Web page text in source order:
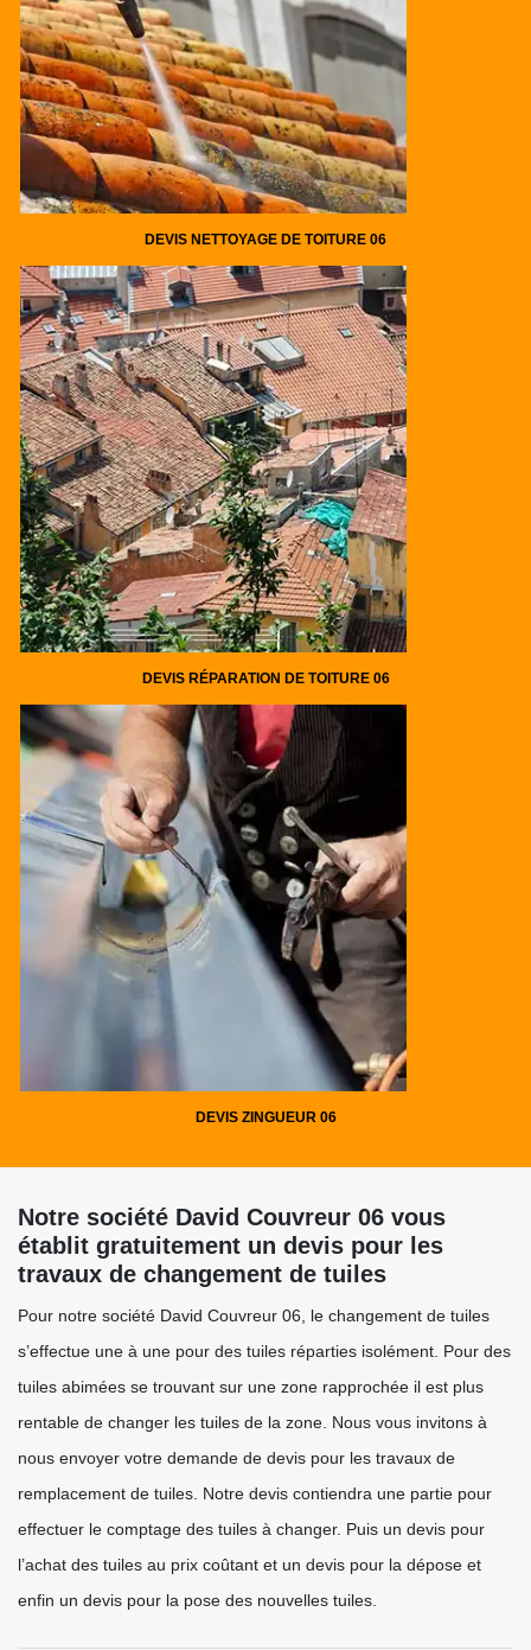
DEVIS NETTOYAGE DE TOITURE 06
DEVIS RÉPARATION DE TOITURE 06
DEVIS ZINGUEUR 06
Notre société David Couvreur 06 vous
établit gratuitement un devis pour les
travaux de changement de tuiles
Pour notre société David Couvreur 06, le changement de tuiles
s’effectue une à une pour des tuiles réparties isolément. Pour des
tuiles abimées se trouvant sur une zone rapprochée il est plus
rentable de changer les tuiles de la zone. Nous vous invitons à
nous envoyer votre demande de devis pour les travaux de
remplacement de tuiles. Notre devis contiendra une partie pour
effectuer le comptage des tuiles à changer. Puis un devis pour
l’achat des tuiles au prix coûtant et un devis pour la dépose et
enfin un devis pour la pose des nouvelles tuiles.